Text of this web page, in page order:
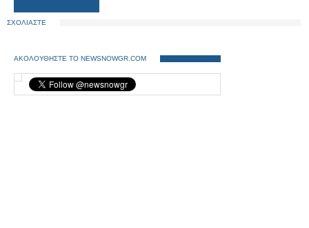
ΣΧΟΛΙΑΣΤΕ
ΑΚΟΛΟΥΘΗΣΤΕ ΤΟ NEWSNOWGR.COM